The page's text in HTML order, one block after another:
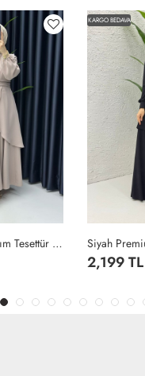
Taş Hanzade Takım Tesettür Giyim Taş Rengi
KARGO BEDAVA
2,199 TL